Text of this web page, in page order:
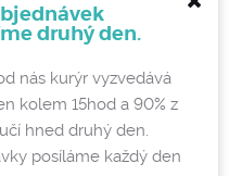
druhý den.
nás kurýr vyzvedává
kolem 15hod a 90% z
hned druhý den.
posíláme každý den